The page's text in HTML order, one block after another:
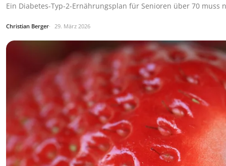
Ein Diabetes-Typ-2-Ernährungsplan für Senioren über 70 muss
Christian Berger 29. März 2026